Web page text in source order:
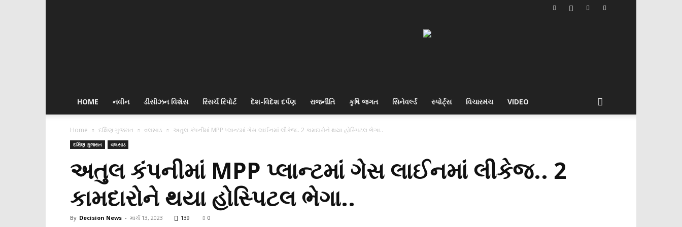
HOME નવીન ડીસીઝન વિશેસ રિસર્ચ રિપોર્ટ દેશ-વિદેશ દર્પણ રાજનીતિ કૃષિ જગત સિનેવર્લ્ડ સ્પોર્ટ્સ વિચારમંચ VIDEO
Home દક્ષિણ ગુજરાત વલસાડ અતુલ કંપનીમાં MPP પ્લાન્ટમાં ગેસ લાઈનમાં લીકેજ.. 2 કામદારોને થયા હોસ્પિટલ ભેગા..
દક્ષિણ ગુજરાત વલસાડ
અતુલ કંપનીમાં MPP પ્લાન્ટમાં ગેસ લાઈનમાં લીકેજ.. 2
કામદારોને થયા હોસ્પિટલ ભેગા..
By Decision News - માર્ચ 13, 2023 139 0